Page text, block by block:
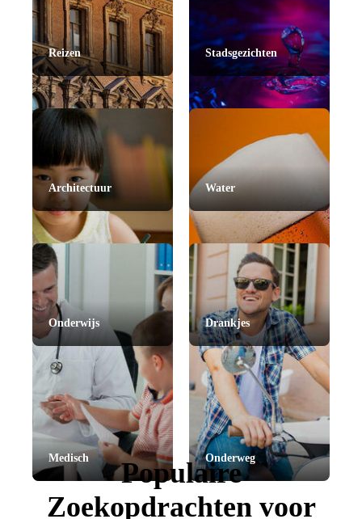
Reizen Stadsgezichten
Architectuur Water
Onderwijs Drankjes
Medisch Onderweg
Populaire
Zoekopdrachten voor